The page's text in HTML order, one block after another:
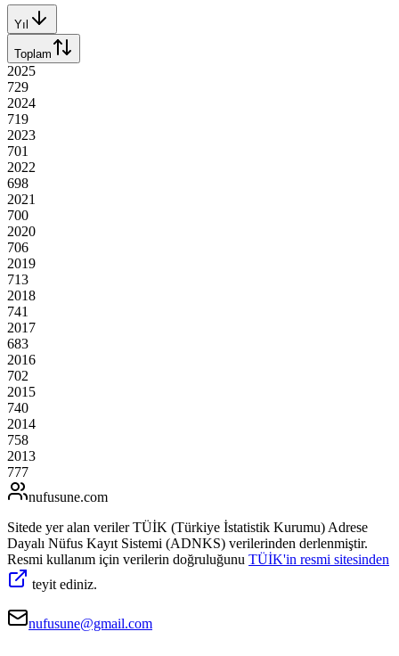
Yıl
Toplam
2025
729
2024
719
2023
701
2022
698
2021
700
2020
706
2019
713
2018
741
2017
683
2016
702
2015
740
2014
758
2013
777
nufusune.com
Sitede yer alan veriler TÜİK (Türkiye İstatistik Kurumu) Adrese
Dayalı Nüfus Kayıt Sistemi (ADNKS) verilerinden derlenmiştir.
Resmi kullanım için verilerin doğruluğunu TÜİK'in resmi sitesinden
teyit ediniz.
nufusune@gmail.com